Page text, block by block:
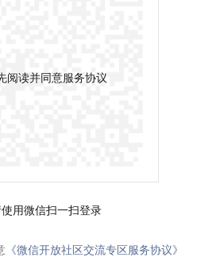
阅读并同意服务协议
用微信扫一扫登录
《微信开放社区交流专区服务协议》